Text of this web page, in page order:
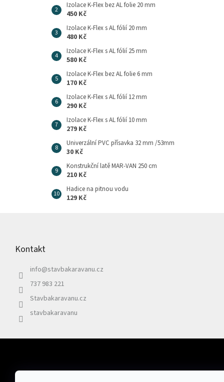
Izolace K-Flex bez AL folie 20 mm
450 Kč
Izolace K-Flex s AL fólií 20 mm
480 Kč
Izolace K-Flex s AL fólií 25 mm
580 Kč
Izolace K-Flex bez AL folie 6 mm
170 Kč
Izolace K-Flex s AL fólií 12 mm
290 Kč
Izolace K-Flex s AL fólií 10 mm
279 Kč
Univerzální PVC přísavka 32 mm /53mm
30 Kč
Konstrukční latě MAR-VAN 250 cm
210 Kč
Hadice na pitnou vodu
129 Kč
Kontakt
info@stavbakaravanu.cz
737 983 221
Stavbakaravanu.cz
stavbakaravanu